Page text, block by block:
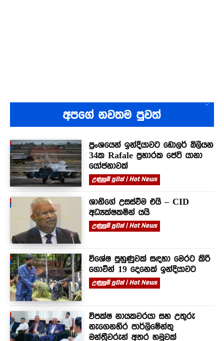
අපගේ නවතම පුවත්
ප්‍රංශයෙන් ඉන්දියාවට ඩොලර් බිලියන
34ක Rafale ප්‍රහාරක ජෙට් යානා
යෝජනාවක්
උණුසුම් පුවත් | Hot News
ශානිගේ උසස්වීම එයි – CID
අධ්‍යක්ෂකමින් යයි
උණුසුම් පුවත් | Hot News
විශේෂ පුහුණුවක් සඳහා මෙරට කිරි
ගොවීන් 19 දෙනෙක් ඉන්දියාවට
උණුසුම් පුවත් | Hot News
විපක්ෂ නායකවරයා සහ උතුරු
නැගෙනහිර පාර්ලිමේන්තු
මන්ත්‍රීවරුන් අතර හමුවක්